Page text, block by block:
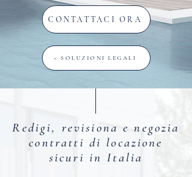
CONTATTACI ORA
< SOLUZIONI LEGALI
Redigi, revisiona e negozia
contratti di locazione
sicuri in Italia